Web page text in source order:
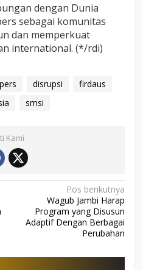
dengan Dunia
sebagai komunitas
dan memperkuat
international. (*/rdi)
disrupsi
firdaus
smsi
Kami
Pos berikutnya
Wagub Jambi Harap
Program yang Disusun
Adaptif Dengan Berbagai
Perubahan